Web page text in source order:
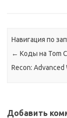
Навигация по
← Коды на Tom
Recon:
Добавить